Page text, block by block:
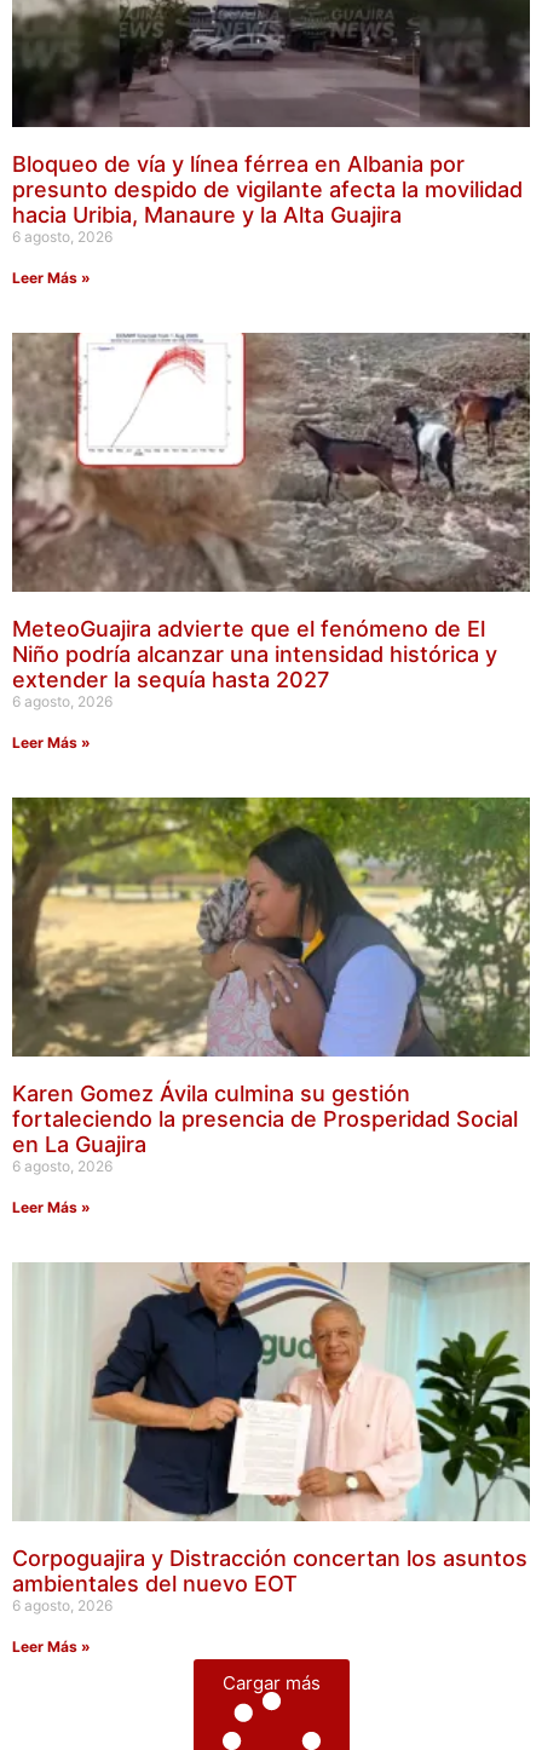
Bloqueo de vía y línea férrea en Albania por
presunto despido de vigilante afecta la movilidad
hacia Uribia, Manaure y la Alta Guajira
6 agosto, 2026
Leer Más »
MeteoGuajira advierte que el fenómeno de El
Niño podría alcanzar una intensidad histórica y
extender la sequía hasta 2027
6 agosto, 2026
Leer Más »
Karen Gomez Ávila culmina su gestión
fortaleciendo la presencia de Prosperidad Social
en La Guajira
6 agosto, 2026
Leer Más »
Corpoguajira y Distracción concertan los asuntos
ambientales del nuevo EOT
6 agosto, 2026
Leer Más »
Cargar más